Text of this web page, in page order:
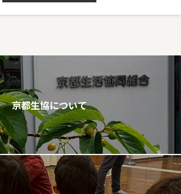
京都生協について